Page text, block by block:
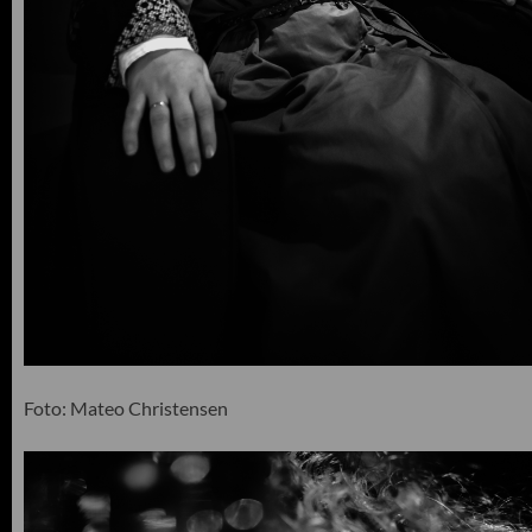
Foto: Mateo Christensen